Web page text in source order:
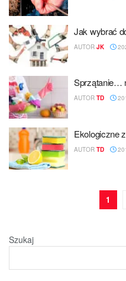
Jak wybrać
AUTOR JK
Sprzątanie…
AUTOR TD
Ekologiczne
AUTOR TD
1
Szukaj